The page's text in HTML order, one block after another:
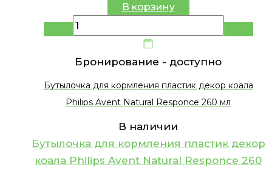
В корзину
Бронирование - доступно
Бутылочка для кормления пластик декор коала
Philips Avent Natural Responce 260 мл
В наличии
Бутылочка для кормления пластик декор
коала Philips Avent Natural Responce 260